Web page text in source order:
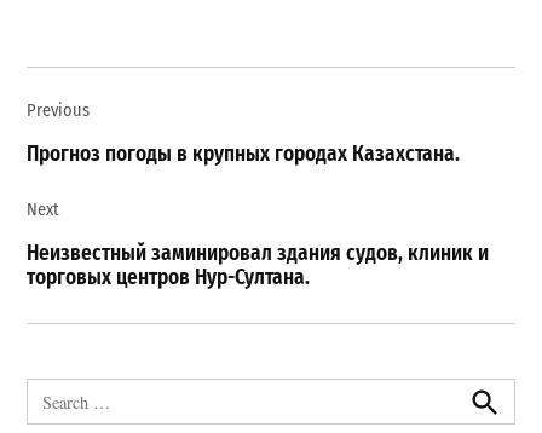
по
записям
Previous
Прогноз погоды в крупных городах Казахстана.
Next
Неизвестный заминировал здания судов, клиник и
торговых центров Нур-Султана.
for:
Search